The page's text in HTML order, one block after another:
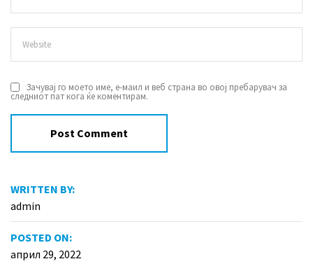
Зачувај го моето име, е-маил и веб страна во овој пребарувач за
следниот пат кога ќе коментирам.
WRITTEN BY:
admin
POSTED ON:
април 29, 2022